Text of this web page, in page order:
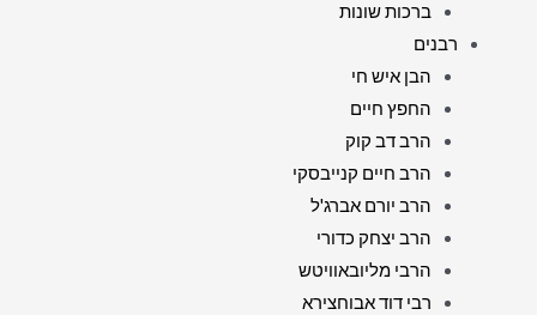
ברכות שונות
רבנים
הבן איש חי
החפץ חיים
הרב דב קוק
הרב חיים קנייבסקי
הרב יורם אברג'ל
הרב יצחק כדורי
הרבי מליובאוויטש
רבי דוד אבוחצירא